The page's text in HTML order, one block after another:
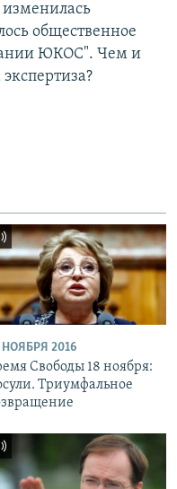
общественное
ЮКОС". Чем и
НОЯБРЯ 2016
Свободы 18 ноября:
Триумфальное